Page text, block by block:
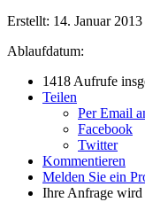
Erstellt: 14. Januar 2013
Ablaufdatum:
1418 Aufrufe
Teilen
Per Email
Facebook
Twitter
Kommentieren
Melden Sie ein
Ihre Anfrage